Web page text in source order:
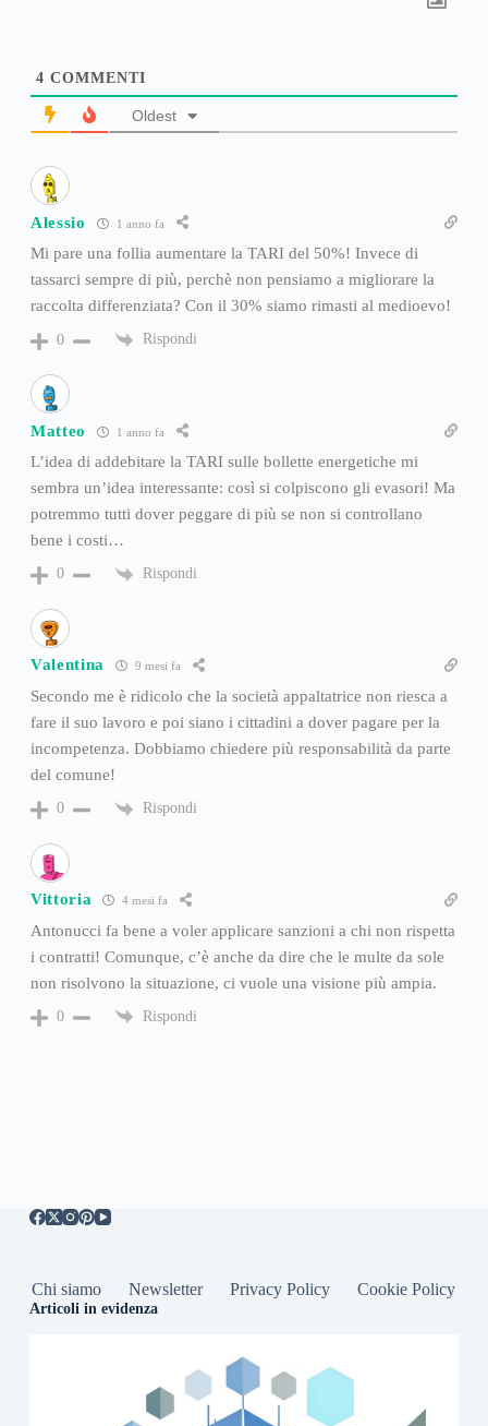
4 COMMENTI
Oldest
Alessio 1 anno fa
Mi pare una follia aumentare la TARI del 50%! Invece di
tassarci sempre di più, perchè non pensiamo a migliorare la
raccolta differenziata? Con il 30% siamo rimasti al medioevo!
0 Rispondi
Matteo 1 anno fa
L’idea di addebitare la TARI sulle bollette energetiche mi
sembra un’idea interessante: così si colpiscono gli evasori! Ma
potremmo tutti dover peggare di più se non si controllano
bene i costi…
0 Rispondi
Valentina 9 mesi fa
Secondo me è ridicolo che la società appaltatrice non riesca a
fare il suo lavoro e poi siano i cittadini a dover pagare per la
incompetenza. Dobbiamo chiedere più responsabilità da parte
del comune!
0 Rispondi
Vittoria 4 mesi fa
Antonucci fa bene a voler applicare sanzioni a chi non rispetta
i contratti! Comunque, c’è anche da dire che le multe da sole
non risolvono la situazione, ci vuole una visione più ampia.
0 Rispondi
Chi siamo Newsletter Privacy Policy Cookie Policy
Articoli in evidenza